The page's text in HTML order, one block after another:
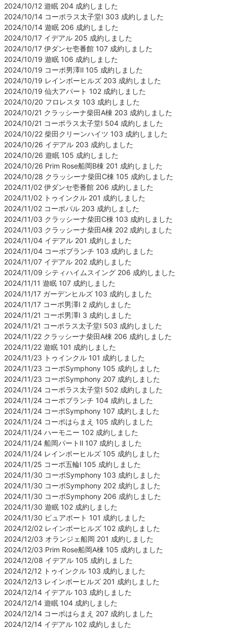
2024/10/12 遊眠 204 成約しました
2024/10/14 コーポラス太子堂Ⅰ 303 成約しました
2024/10/14 遊眠 206 成約しました
2024/10/17 イデアル 205 成約しました
2024/10/17 伊ダンセ壱番館 107 成約しました
2024/10/19 遊眠 106 成約しました
2024/10/19 コーポ男澤Ⅱ 105 成約しました
2024/10/19 レインボーヒルズ 203 成約しました
2024/10/19 仙大アパート 102 成約しました
2024/10/20 フロレスタ 103 成約しました
2024/10/21 クラッシーナ柴田A棟 203 成約しました
2024/10/21 コーポラス太子堂Ⅰ 504 成約しました
2024/10/22 柴田クリーンハイツ 103 成約しました
2024/10/26 イデアル 203 成約しました
2024/10/26 遊眠 105 成約しました
2024/10/26 Prim Rose船岡B棟 201 成約しました
2024/10/28 クラッシーナ柴田C棟 105 成約しました
2024/11/02 伊ダンセ壱番館 206 成約しました
2024/11/02 トゥインクル 201 成約しました
2024/11/02 コーポパル 203 成約しました
2024/11/03 クラッシーナ柴田C棟 103 成約しました
2024/11/03 クラッシーナ柴田A棟 202 成約しました
2024/11/04 イデアル 201 成約しました
2024/11/04 コーポブランチ 103 成約しました
2024/11/07 イデアル 202 成約しました
2024/11/09 シティハイムスイング 206 成約しました
2024/11/11 遊眠 107 成約しました
2024/11/17 ガーデンヒルズ 103 成約しました
2024/11/17 コーポ男澤Ⅰ 2 成約しました
2024/11/21 コーポ男澤Ⅰ 3 成約しました
2024/11/21 コーポラス太子堂Ⅰ 503 成約しました
2024/11/22 クラッシーナ柴田A棟 206 成約しました
2024/11/22 遊眠 101 成約しました
2024/11/23 トゥインクル 101 成約しました
2024/11/23 コーポSymphony 105 成約しました
2024/11/23 コーポSymphony 207 成約しました
2024/11/24 コーポラス太子堂Ⅰ 502 成約しました
2024/11/24 コーポブランチ 104 成約しました
2024/11/24 コーポSymphony 107 成約しました
2024/11/24 コーポはらまえ 105 成約しました
2024/11/24 ハーモニー 102 成約しました
2024/11/24 船岡パートⅡ 107 成約しました
2024/11/24 レインボーヒルズ 105 成約しました
2024/11/25 コーポ五輪Ⅰ 105 成約しました
2024/11/30 コーポSymphony 103 成約しました
2024/11/30 コーポSymphony 202 成約しました
2024/11/30 コーポSymphony 206 成約しました
2024/11/30 遊眠 102 成約しました
2024/11/30 ピュアポート 101 成約しました
2024/12/02 レインボーヒルズ 102 成約しました
2024/12/03 オランジェ船岡 201 成約しました
2024/12/03 Prim Rose船岡A棟 105 成約しました
2024/12/08 イデアル 105 成約しました
2024/12/12 トゥインクル 103 成約しました
2024/12/13 レインボーヒルズ 201 成約しました
2024/12/14 イデアル 103 成約しました
2024/12/14 遊眠 104 成約しました
2024/12/14 コーポはらまえ 207 成約しました
2024/12/14 イデアル 102 成約しました